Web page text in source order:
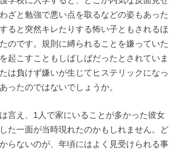
ざと勉強で悪い点を取るなどの姿もあった
ると突然キレたりする怖い子ともされるほ
のです。規則に縛られることを嫌っていた
起こすこともしばしばだったとされていま
は負けず嫌いが生じてヒステリックになっ
ったのではないでしょうか。
言え、1人で家にいることが多かった彼女
た一面が当時現れたのかもしれません。ど
らないのが、年頃にはよく見受けられる事